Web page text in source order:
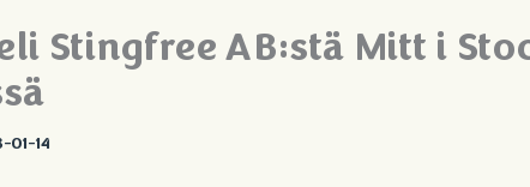
Stingfree AB:stä Mitt i
01-14